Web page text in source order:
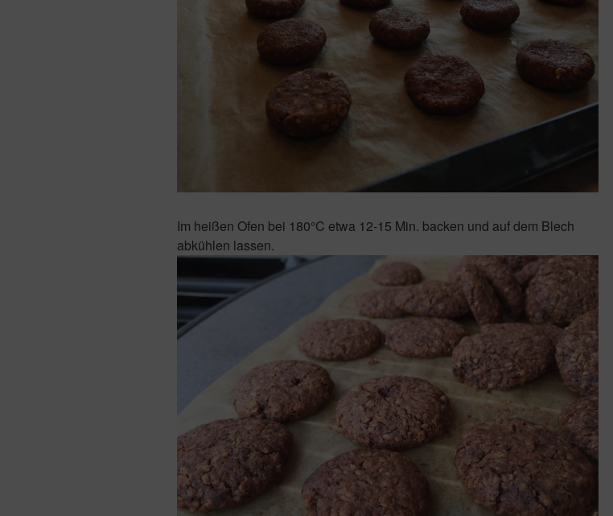
Im heißen Ofen bei 180°C etwa 12-15 Min. backen und auf dem Blech
abkühlen lassen.